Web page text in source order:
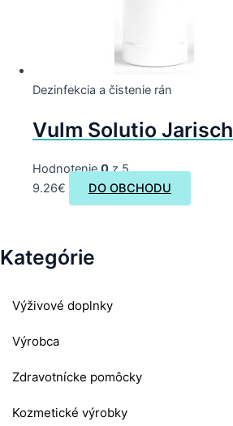
Kategórie
Výživové doplnky
Výrobca
Zdravotnícke pomôcky
Kozmetické výrobky
Dezinfekcia a čistenie rán
Vulm Solutio
Hodnotenie0z 5
9.26€ DO OBCHODU